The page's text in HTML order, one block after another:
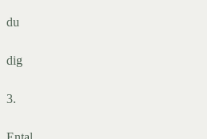
du
dig
3.